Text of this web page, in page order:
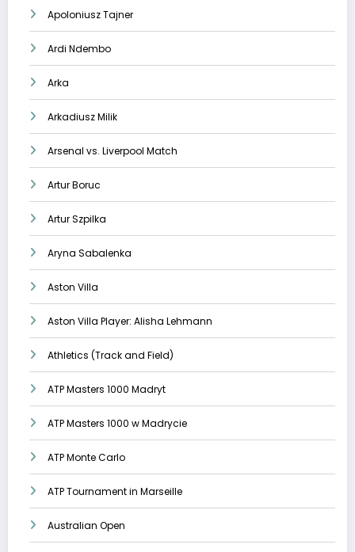
Apoloniusz Tajner
Ardi Ndembo
Arka
Arkadiusz Milik
Arsenal vs. Liverpool Match
Artur Boruc
Artur Szpilka
Aryna Sabalenka
Aston Villa
Aston Villa Player: Alisha Lehmann
Athletics (Track and Field)
ATP Masters 1000 Madryt
ATP Masters 1000 w Madrycie
ATP Monte Carlo
ATP Tournament in Marseille
Australian Open